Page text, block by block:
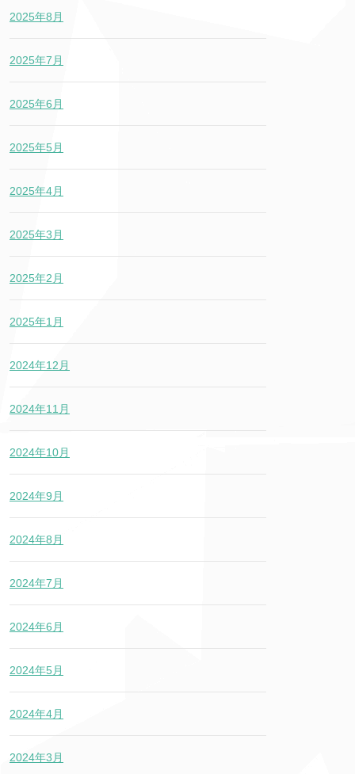
2025年8月
2025年7月
2025年6月
2025年5月
2025年4月
2025年3月
2025年2月
2025年1月
2024年12月
2024年11月
2024年10月
2024年9月
2024年8月
2024年7月
2024年6月
2024年5月
2024年4月
2024年3月